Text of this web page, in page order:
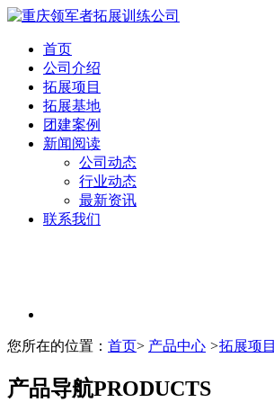
首页
公司介绍
拓展项目
拓展基地
团建案例
新闻阅读
公司动态
行业动态
最新资讯
联系我们
您所在的位置： 首页> 产品中心 >拓展项目
产品导航PRODUCTS